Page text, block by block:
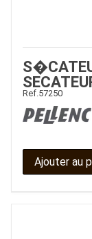
Ref.57250
Ajouter au